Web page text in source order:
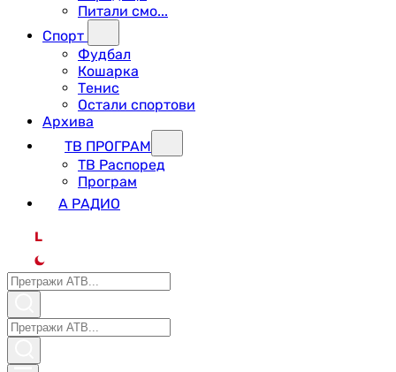
Питали смо...
Спорт
Фудбал
Кошарка
Тенис
Остали спортови
Архива
ТВ ПРОГРАМ
ТВ Распоред
Програм
А РАДИО
L